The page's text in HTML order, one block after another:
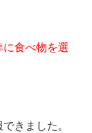
食べ物を選
きました。